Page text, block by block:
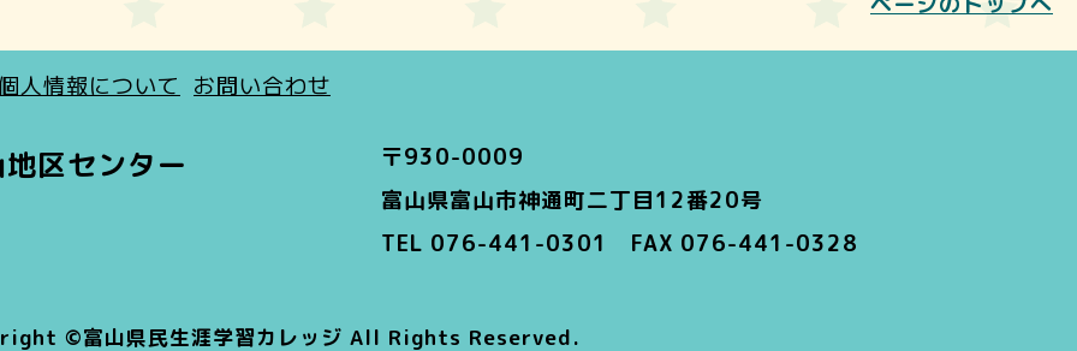
人情報について お問い合わせ
区センター
〒930-0009
富山県富山市神通町二丁目12番20号
TEL 076-441-0301 FAX 076-441-0328
©富山県民生涯学習カレッジ All Rights Reserved.